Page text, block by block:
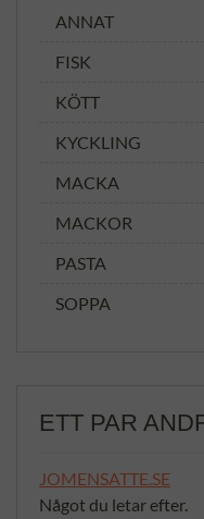
ANNAT
FISK
KÖTT
KYCKLING
MACKA
MACKOR
PASTA
SOPPA
ETT PAR
JOMENSATTE.SE
Något du letar efter.